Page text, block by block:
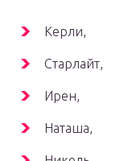
Керли,
Старлайт,
Ирен,
Наташа,